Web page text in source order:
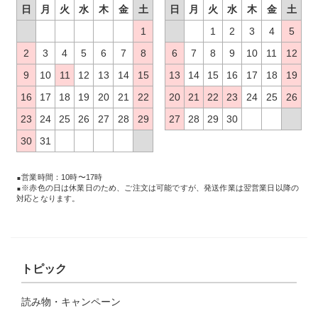
日 月 火 水 木 金
土
1
2
3 4 5 6 7
8
9
10 11 12 13 14
15
16
17 18 19 20 21
22
23
24 25 26 27 28
29
30
31
日 月 火 水 木 金
土
1
2 3 4
5
6
7 8 9 10 11
12
13
14 15 16 17 18
19
20
21 22 23 24 25
26
27
28 29 30
営業時間：10時〜17時
※赤色の日は休業日のため、ご注文は可能ですが、発送作業は翌営業日以降の
対応となります。
トピック
読み物・キャンペーン